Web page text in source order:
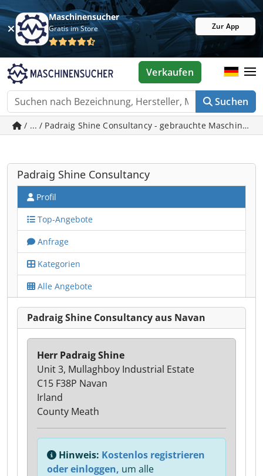
Maschinensucher
Gratis im Store Zur App
Suchen
Verkaufen
/ ... / Padraig Shine Consultancy - gebrauchte Maschinen
Padraig Shine Consultancy
Profil
Top-Angebote
Anfrage
Kategorien
Alle Angebote
Padraig Shine Consultancy aus Navan
Herr Padraig Shine
Unit 3, Mullaghboy Industrial Estate
C15 F38P Navan
Irland
County Meath
Hinweis: Kostenlos registrieren
oder einloggen, um alle